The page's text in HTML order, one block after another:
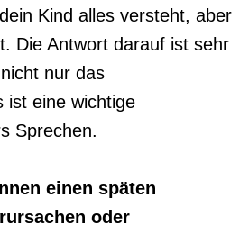
Kind alles versteht, aber
Die Antwort darauf ist sehr
nur das
ist eine wichtige
Sprechen.
einen späten
oder